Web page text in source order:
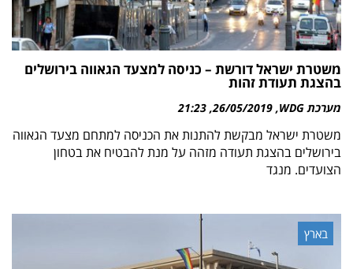
משטרת ישראל דורשת – כניסה למצעד הגאווה בירושלים
בהצגת תעודת זהות
מערכת WDG 26/05/2019
21:23
משטרת ישראל מבקשת להתנות את הכניסה למתחם מצעד הגאווה
בירושלים בהצגת תעודה מזהה על מנת להבטיח את בטחון
הצועדים. מנגד
בארץ